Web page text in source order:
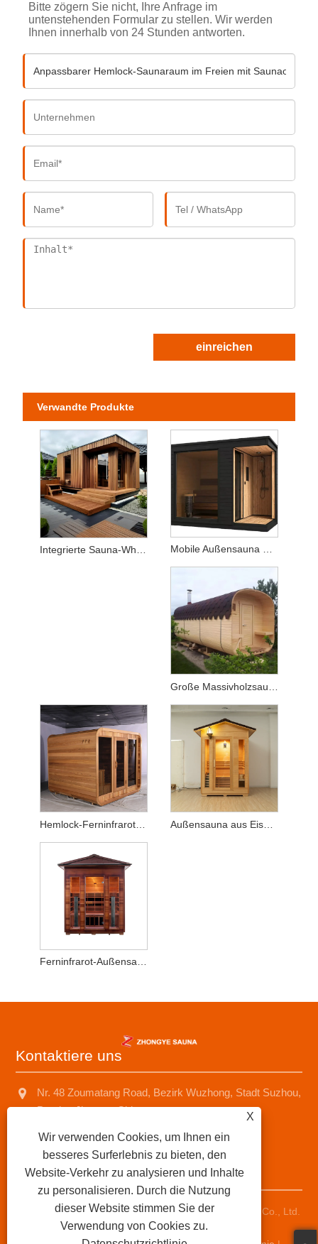
Bitte zögern Sie nicht, Ihre Anfrage im
untenstehenden Formular zu stellen. Wir werden
Ihnen innerhalb von 24 Stunden antworten.
einreichen
Verwandte Produkte
Mobile Außensauna mit Dusche
Hemlock-Ferninfrarotsauna im Freien Außensauna aus Eisenholz mit Wandlampe und Glastür
Ferninfrarot-Außensauna aus rotem Zedernholz
Kontaktiere uns
Nr. 48 Zoumatang Road, Bezirk Wuzhong, Stadt Suzhou,
Provinz Jiangsu, China
+8618001574499
saunad688@163.com
Copyright © 2025 Suzhou Zhongye Sauna Equipment Co., Ltd.
Alle Rechte vorbehalten.
X
Wir verwenden Cookies, um Ihnen ein
besseres Surferlebnis zu bieten, den
Website-Verkehr zu analysieren und Inhalte
zu personalisieren. Durch die Nutzung
dieser Website stimmen Sie der
Verwendung von Cookies zu.